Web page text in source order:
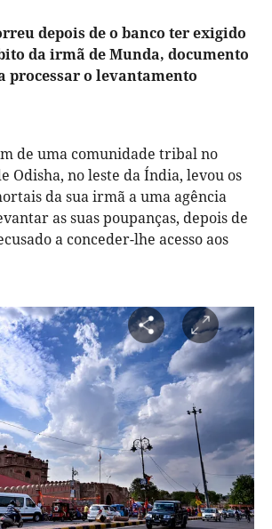
depois de o banco ter exigido
da irmã de Munda, documento
processar o levantamento
de uma comunidade tribal no
Odisha, no leste da Índia, levou os
da sua irmã a uma agência
as suas poupanças, depois de
a conceder-lhe acesso aos